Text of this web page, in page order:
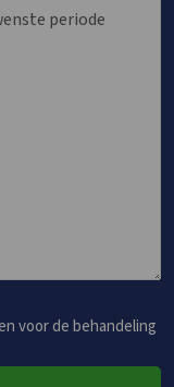
voor de behandeling